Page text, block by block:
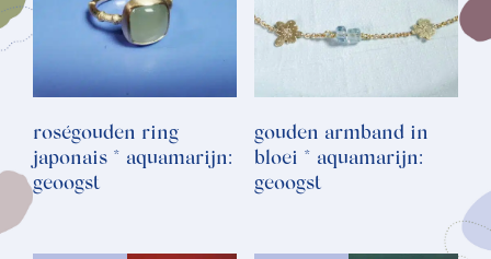
roségouden ring
japonais * aquamarijn:
geoogst
gouden armband in
bloei * aquamarijn:
geoogst